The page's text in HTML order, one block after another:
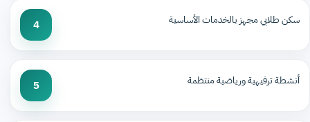
سكن طلابي مجهز بالخدمات الأساسية 4
أنشطة ترفيهية ورياضية منتظمة 5